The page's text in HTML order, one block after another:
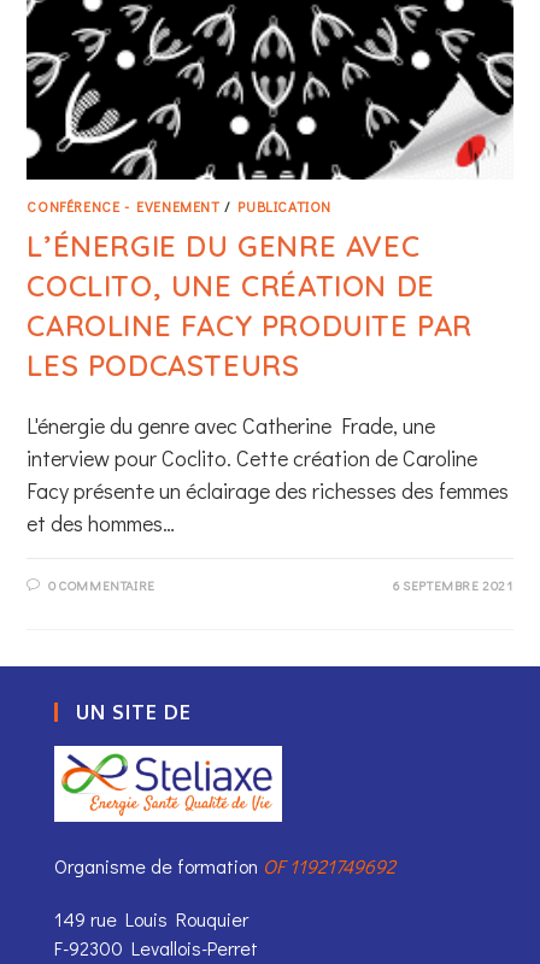
CONFÉRENCE - EVENEMENT / PUBLICATION
L’ÉNERGIE DU GENRE AVEC
COCLITO, UNE CRÉATION DE
CAROLINE FACY PRODUITE PAR
LES PODCASTEURS
L'énergie du genre avec Catherine Frade, une
interview pour Coclito. Cette création de Caroline
Facy présente un éclairage des richesses des femmes
et des hommes…
0 COMMENTAIRE 6 SEPTEMBRE 2021
UN SITE DE
Organisme de formation OF 11921749692
149 rue Louis Rouquier
F-92300 Levallois-Perret